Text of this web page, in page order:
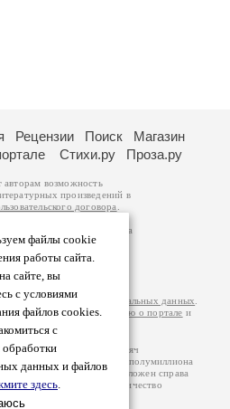
файлы cookie
работы сайта.
сайте, вы
с условиями
файлов cookies.
с
данных и файлов
здесь.
Рецензии Поиск
Магазин
Стихи.ру Проза.ру
авторам возможность
произведений в
договора
принадлежат авторам
произведений возможна
которому вы можете
Ответственность за
самостоятельно на
законодательства
обработки персональных данных
подробнуюинформацию о портале и
– порядка 100 тысяч
просматривают более полумиллиона
который расположен справа
указано по две цифры: количество